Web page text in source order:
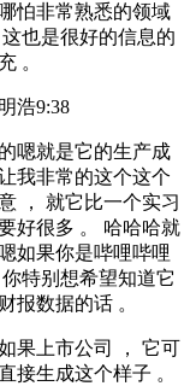
怕非常熟悉的领域
这也是很好的信息的
。
浩9:38
嗯就是它的生产成
我非常的这个这个
， 就它比一个实习
好很多 。 哈哈哈就
如果你是哔哩哔哩
你特别想希望知道它
报数据的话 。
果上市公司 ， 它可
接生成这个样子 。